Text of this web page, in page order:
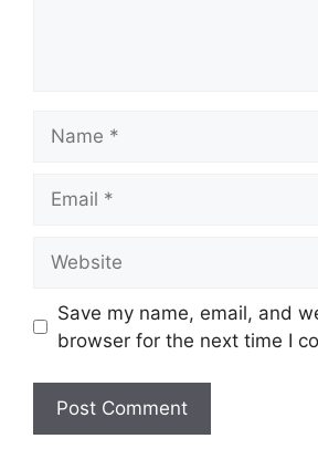
Save my name, email, and
browser for the next time I